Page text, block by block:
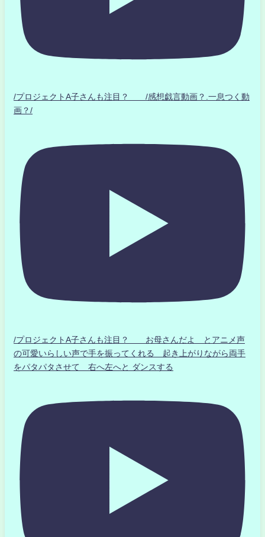
/プロジェクトA子さんも注目？ /感想戯言動画？.一息つく動
画？/
/プロジェクトA子さんも注目？ お母さんだよ とアニメ声
の可愛いらしい声で手を振ってくれる 起き上がりながら両手
をパタパタさせて 右へ左へと ダンスする